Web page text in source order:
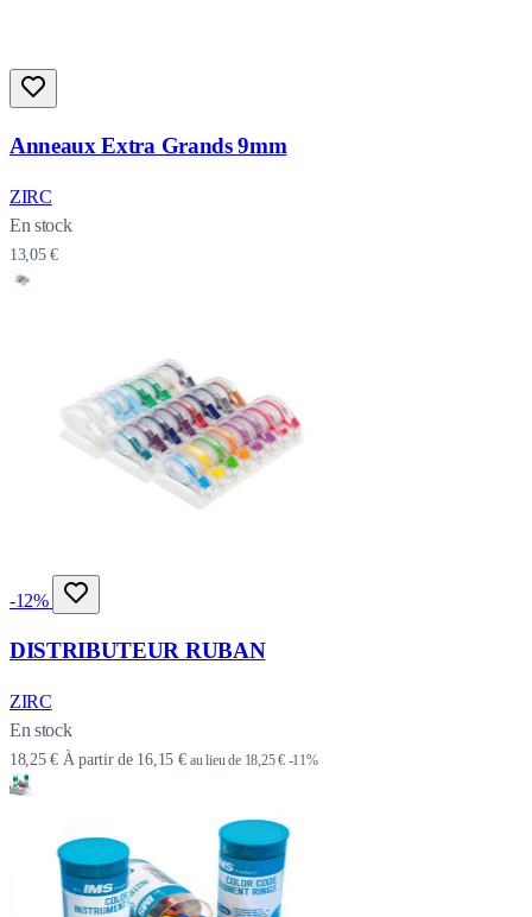
Anneaux Extra Grands 9mm
ZIRC
En stock
13,05 €
-12%
DISTRIBUTEUR RUBAN
ZIRC
En stock
18,25 € À partir de 16,15 € au lieu de 18,25 € -11%